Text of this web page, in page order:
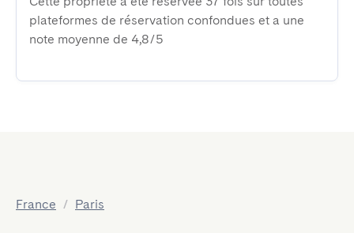
plateformes de réservation confondues et a une
note moyenne de 4,8/5
France / Paris